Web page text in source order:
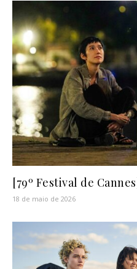
[79º Festival de
18 de maio de 2026